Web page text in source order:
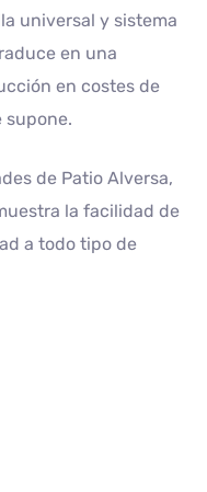
universal y sistema
en una
en costes de
supone.
de Patio Alversa,
la facilidad de
a todo tipo de